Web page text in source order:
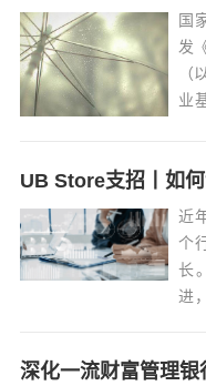
体
路
国
发
（
业
自
《
升...
近
个
长
进
增